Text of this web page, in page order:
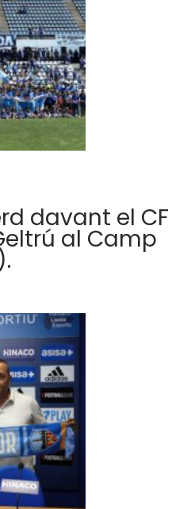
davant el CF
al Camp